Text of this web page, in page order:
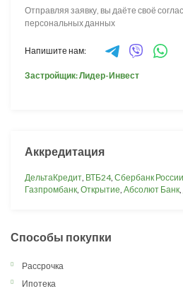
Отправляя заявку, вы даёте своё
персональных данных
Напишите нам:
Застройщик: Лидер-Инвест
Аккредитация
ДельтаКредит, ВТБ24, Сбербанк России
Газпромбанк, Открытие, Абсолют Банк,
Способы покупки
Рассрочка
Ипотека